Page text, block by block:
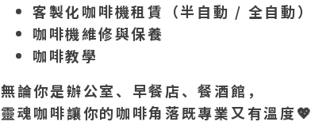
客製化咖啡機租賃（半自動 / 全自動）
咖啡機維修與保養
咖啡教學
無論你是辦公室、早餐店、餐酒館，
靈魂咖啡讓你的咖啡角落既專業又有溫度💖